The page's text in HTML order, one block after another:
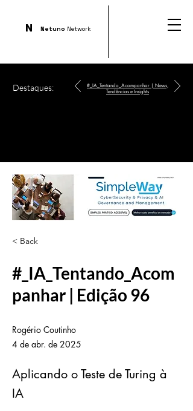
N Netuno Network
Destaques:
#_IA_Tentando_Acompanhar | News,
Tendências e Insights
< Back
#_IA_Tentando_Acom
panhar | Edição 96
Rogério Coutinho
4 de abr. de 2025
Aplicando o Teste de Turing à
IA